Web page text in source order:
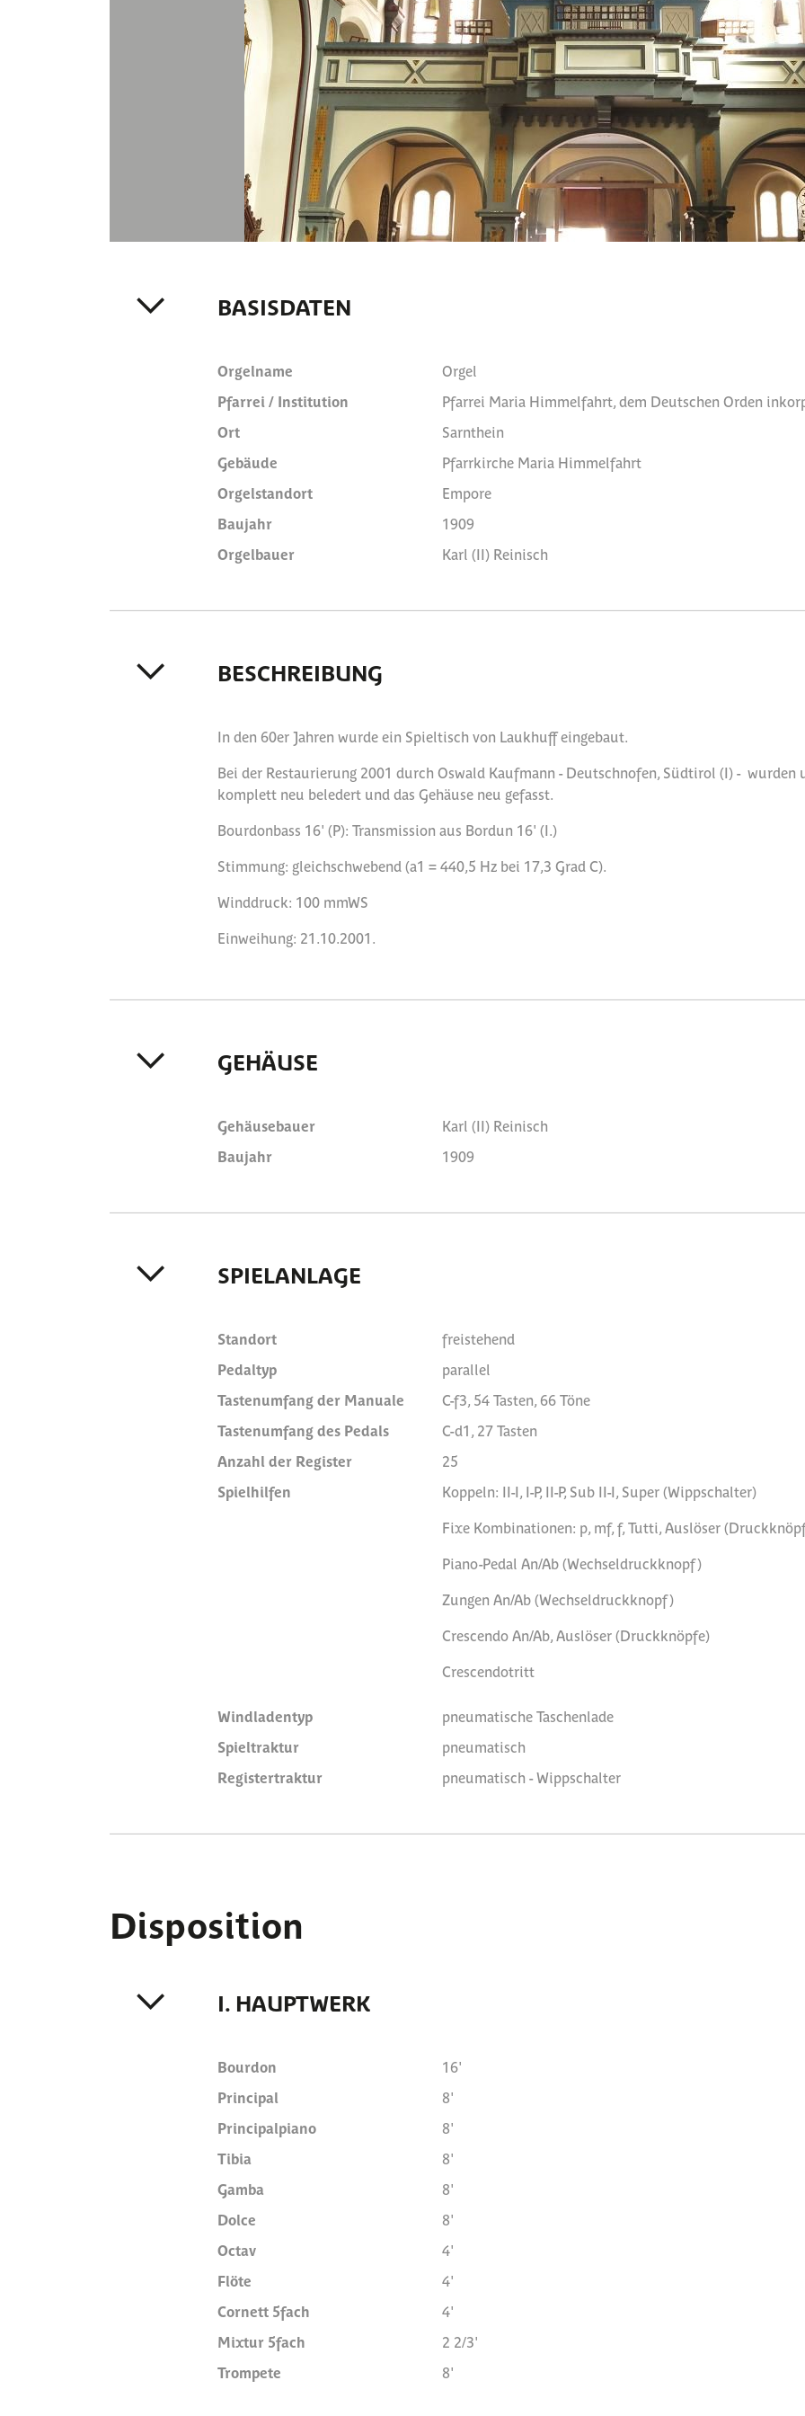
BASISDATEN
Orgelname
Orgel
Pfarrei / Institution
Pfarrei Maria Himmelfahrt, dem Deutschen Orden
Ort
Sarnthein
Gebäude
Pfarrkirche Maria Himmelfahrt
Orgelstandort
Empore
Baujahr
1909
Orgelbauer
Karl (II) Reinisch
BESCHREIBUNG
In den 60er Jahren wurde ein Spieltisch von Laukhuff eingebaut.
Bei der Restaurierung 2001 durch Oswald Kaufmann - Deutschnofen, Südtirol (I) - wurden
komplett neu beledert und das Gehäuse neu gefasst.
Bourdonbass 16' (P): Transmission aus Bordun 16' (I.)
Stimmung: gleichschwebend (a1 = 440,5 Hz bei 17,3 Grad C).
Winddruck: 100 mmWS
Einweihung: 21.10.2001.
GEHÄUSE
Gehäusebauer
Karl (II) Reinisch
Baujahr
1909
SPIELANLAGE
Standort
freistehend
Pedaltyp
parallel
Tastenumfang der Manuale
C-f3, 54 Tasten, 66 Töne
Tastenumfang des Pedals
C-d1, 27 Tasten
Anzahl der Register
25
Spielhilfen
Koppeln: II-I, I-P, II-P, Sub II-I, Super (Wippschalter)
Fixe Kombinationen: p, mf, f, Tutti, Auslöser
Piano-Pedal An/Ab (Wechseldruckknopf)
Zungen An/Ab (Wechseldruckknopf)
Crescendo An/Ab, Auslöser (Druckknöpfe)
Crescendotritt
Windladentyp
pneumatische Taschenlade
Spieltraktur
pneumatisch
Registertraktur
pneumatisch - Wippschalter
Disposition
I. HAUPTWERK
Bourdon
16'
Principal
8'
Principalpiano
8'
Tibia
8'
Gamba
8'
Dolce
8'
Octav
4'
Flöte
4'
Cornett 5fach
4'
Mixtur 5fach
2 2/3'
Trompete
8'